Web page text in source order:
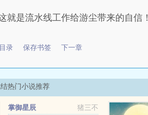
是流水线工作给游尘带来的自信！
录 保存书签 下一章
热门小说推荐
猪三不
掌御星辰